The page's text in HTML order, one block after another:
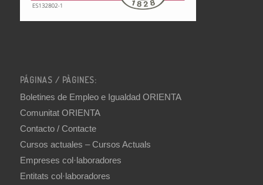
PÁGINAS / PÀGINES:
Boletines de Empleo e Igualdad ORIENTA
Comunitat ORIENTA
Contacto / Contacte
Cursos actuales – Cursos Actuals
Empreses col·laboradores
Entitats col·laboradores